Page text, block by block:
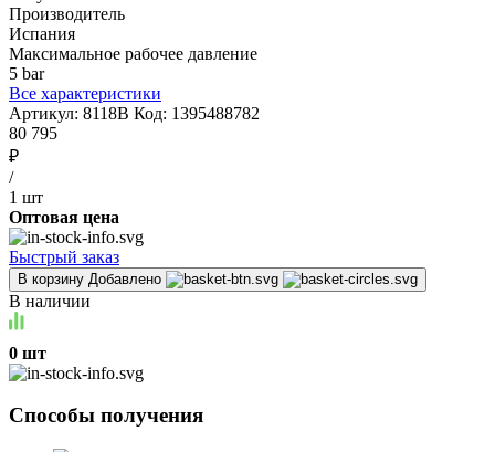
Производитель
Испания
Максимальное рабочее давление
5 bar
Все характеристики
Артикул: 8118B Код: 1395488782
80 795
₽
/
1 шт
Оптовая цена
Быстрый заказ
В корзину Добавлено
В наличии
0 шт
Способы получения